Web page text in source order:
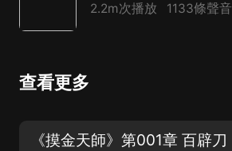
2.2m次播放 1133條聲音
查看更多
《摸金天師》第001章 百辟刀